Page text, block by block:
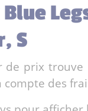
S
de prix
des